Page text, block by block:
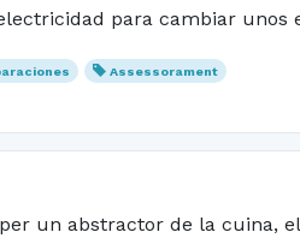
para cambiar
Assessorament
un abstractor de la cuina,